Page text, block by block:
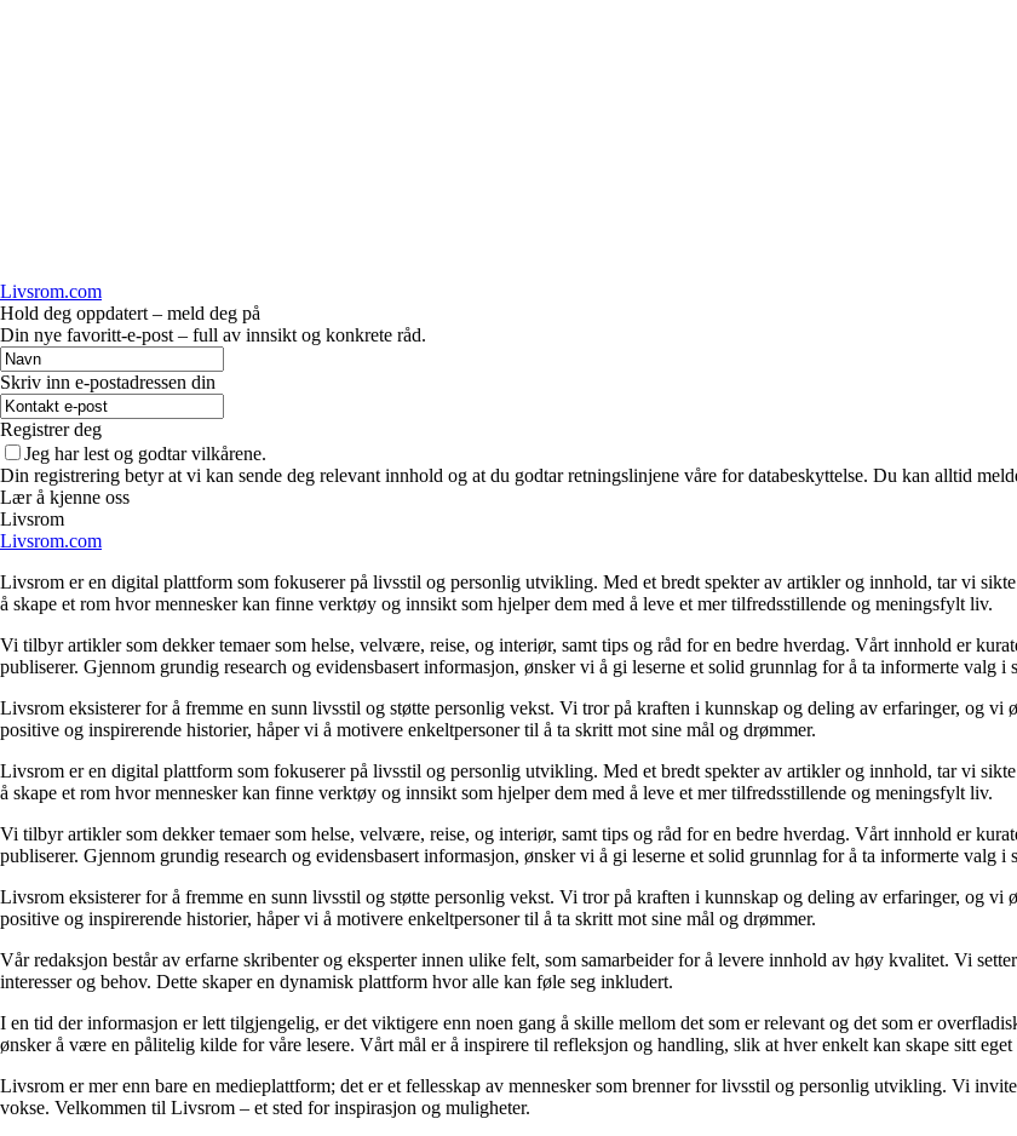
Livsrom.com
Hold deg oppdatert – meld deg på
Din nye favoritt-e-post – full av innsikt og konkrete råd.
Skriv inn e-postadressen din
Registrer deg
Jeg har lest og godtar vilkårene.
Din registrering betyr at vi kan sende deg relevant innhold og at du godtar retningslinjene våre for databeskyttelse. Du kan alltid
Lær å kjenne oss
Livsrom
Livsrom.com
Livsrom er en digital plattform som fokuserer på livsstil og personlig utvikling. Med et bredt spekter av artikler og innhold, tar vi
å skape et rom hvor mennesker kan finne verktøy og innsikt som hjelper dem med å leve et mer tilfredsstillende og meningsfylt liv.
Vi tilbyr artikler som dekker temaer som helse, velvære, reise, og interiør, samt tips og råd for en bedre hverdag. Vårt innhold er
publiserer. Gjennom grundig research og evidensbasert informasjon, ønsker vi å gi leserne et solid grunnlag for å ta informerte valg i
Livsrom eksisterer for å fremme en sunn livsstil og støtte personlig vekst. Vi tror på kraften i kunnskap og deling av erfaringer, og vi
positive og inspirerende historier, håper vi å motivere enkeltpersoner til å ta skritt mot sine mål og drømmer.
Livsrom er en digital plattform som fokuserer på livsstil og personlig utvikling. Med et bredt spekter av artikler og innhold, tar vi
å skape et rom hvor mennesker kan finne verktøy og innsikt som hjelper dem med å leve et mer tilfredsstillende og meningsfylt liv.
Vi tilbyr artikler som dekker temaer som helse, velvære, reise, og interiør, samt tips og råd for en bedre hverdag. Vårt innhold er
publiserer. Gjennom grundig research og evidensbasert informasjon, ønsker vi å gi leserne et solid grunnlag for å ta informerte valg i
Livsrom eksisterer for å fremme en sunn livsstil og støtte personlig vekst. Vi tror på kraften i kunnskap og deling av erfaringer, og vi
positive og inspirerende historier, håper vi å motivere enkeltpersoner til å ta skritt mot sine mål og drømmer.
Vår redaksjon består av erfarne skribenter og eksperter innen ulike felt, som samarbeider for å levere innhold av høy kvalitet. Vi
interesser og behov. Dette skaper en dynamisk plattform hvor alle kan føle seg inkludert.
I en tid der informasjon er lett tilgjengelig, er det viktigere enn noen gang å skille mellom det som er relevant og det som er
ønsker å være en pålitelig kilde for våre lesere. Vårt mål er å inspirere til refleksjon og handling, slik at hver enkelt kan skape sitt
Livsrom er mer enn bare en medieplattform; det er et fellesskap av mennesker som brenner for livsstil og personlig utvikling. Vi
vokse. Velkommen til Livsrom – et sted for inspirasjon og muligheter.